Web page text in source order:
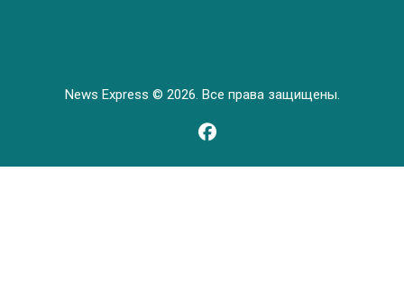
News Express © 2026. Все права защищены.